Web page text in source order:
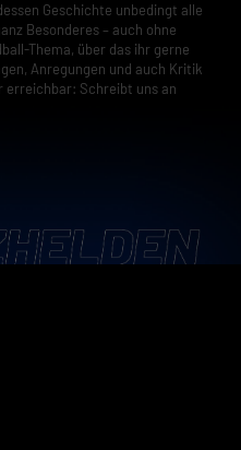
Geschichte unbedingt alle
Besonderes – auch ohne
Thema, über das ihr gerne
Anregungen und auch Kritik
erreichbar: Schreibt uns an